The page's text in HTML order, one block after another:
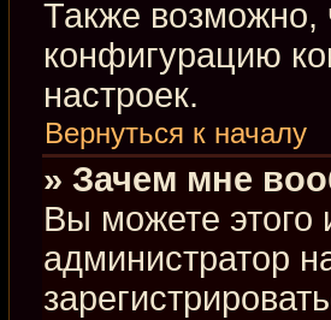
Также возможно,
конфигурацию
настроек.
Вернуться к началу
» Зачем мне
Вы можете этого
администратор